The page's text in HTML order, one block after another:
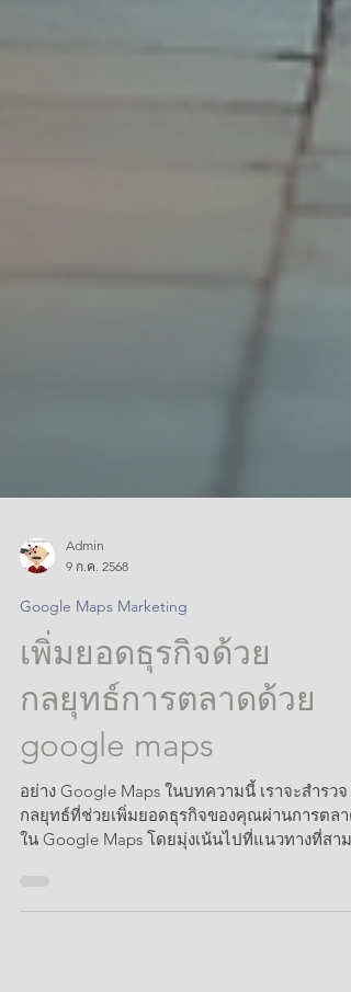
9 ก.ค. 2568
Google Maps Marketing
เพิ่มยอดธุรกิจด้วย
กลยุทธ์การตลาดด้วย
google maps
อย่าง Google Maps ในบทความนี้ เราจะสำรวจ
กลยุทธ์ที่ช่วยเพิ่มยอดธุรกิจของคุณผ่านการตลาด